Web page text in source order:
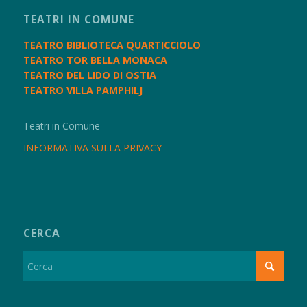
TEATRI IN COMUNE
TEATRO BIBLIOTECA QUARTICCIOLO
TEATRO TOR BELLA MONACA
TEATRO DEL LIDO DI OSTIA
TEATRO VILLA PAMPHILJ
Teatri in Comune
INFORMATIVA SULLA PRIVACY
CERCA